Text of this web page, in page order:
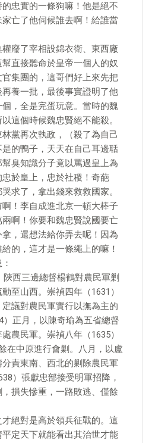
忠實的一條狗嘛！他是絕不
亡了他伺候誰去啊！給誰當
廢了宰相設錦衣衛、東西廠
直接聽命於皇帝一個人的奴
集團的，這哥們好上來先把
養一批，最後事實證明了他
，全是完蛋玩意。當時的魏
這個時候魏忠賢絕不能殺。
黨再次執政，（殺了為自己
的鴨子，天天在自己耳邊聒
臭知識分子竟以罵過皇上為
於皇上，忠於社稷！奇葩
求了，拿出錢來救救國家。
！李自成進北京一頓大棒子
啊！你要和魏忠賢說國要亡
，還想法給你弄去呢！因為
的，這才是一條繩上的嘛！
西三邊總督楊鶴對農民軍剿
至山西。崇禎四年（1631）
議對農民軍實行以撫為主的
正月，以陳奇瑜為五省總督
農民軍。崇禎八年（1635）
在中原進行會剿。八月，以盧
責東南、西北的剿除農民軍
）張獻忠部接受明軍招降，
損失慘重，一路敗逃、僅餘
絕對是高於領兵征戰的。這
定天下就能看出其治世才能